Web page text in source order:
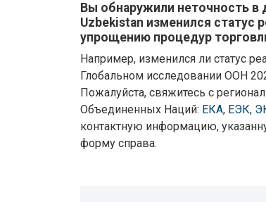
Вы обнаружили неточность в
Uzbekistan изменился статус
упрощению процедур
Например, изменился ли статус
Глобальном исследовании ООН
Пожалуйста, свяжитесь с
Объединенных Наций: ЕКА, ЕЭК,
контактную информацию,
форму справа.